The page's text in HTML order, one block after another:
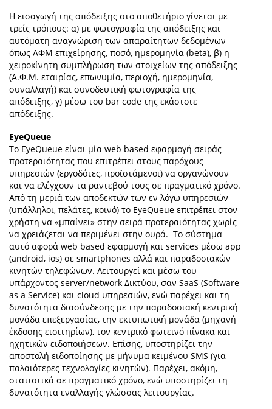
Η εισαγωγή της απόδειξης στο αποθετήριο γίνεται με
τρείς τρόπους: α) με φωτογραφία της απόδειξης και
αυτόματη αναγνώριση των απαραίτητων δεδομένων
όπως ΑΦΜ επιχείρησης, ποσό, ημερομηνία (beta), β) η
χειροκίνητη συμπλήρωση των στοιχείων της απόδειξης
(Α.Φ.Μ. εταιρίας, επωνυμία, περιοχή, ημερομηνία,
συναλλαγή) και συνοδευτική φωτογραφία της
απόδειξης, γ) μέσω του bar code της εκάστοτε
απόδειξης.
EyeQueue
Τo EyeQueue είναι μία web based εφαρμογή σειράς
προτεραιότητας που επιτρέπει στους παρόχους
υπηρεσιών (εργοδότες, προϊστάμενοι) να οργανώνουν
και να ελέγχουν τα ραντεβού τους σε πραγματικό χρόνο.
Από τη μεριά των αποδεκτών των εν λόγω υπηρεσιών
(υπάλληλοι, πελάτες, κοινό) το EyeQueue επιτρέπει στον
χρήστη να «μπαίνει» στην σειρά προτεραιότητας χωρίς
να χρειάζεται να περιμένει στην ουρά. Το σύστημα
αυτό αφορά web based εφαρμογή και services μέσω app
(android, ios) σε smartphones αλλά και παραδοσιακών
κινητών τηλεφώνων. Λειτουργεί και μέσω του
υπάρχοντος server/network Δικτύου, σαν SaaS (Software
as a Service) και cloud υπηρεσιών, ενώ παρέχει και τη
δυνατότητα διασύνδεσης με την παραδοσιακή κεντρική
μονάδα επεξεργασίας, την εκτυπωτική μονάδα (μηχανή
έκδοσης εισιτηρίων), τον κεντρικό φωτεινό πίνακα και
ηχητικών ειδοποιήσεων. Επίσης, υποστηρίζει την
αποστολή ειδοποίησης με μήνυμα κειμένου SMS (για
παλαιότερες τεχνολογίες κινητών). Παρέχει, ακόμη,
στατιστικά σε πραγματικό χρόνο, ενώ υποστηρίζει τη
δυνατότητα εναλλαγής γλώσσας λειτουργίας.